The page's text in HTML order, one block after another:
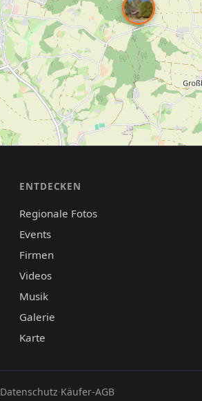
ENTDECKEN
Regionale Fotos
Events
Firmen
Videos
Musik
Galerie
Karte
Datenschutz·Käufer-AGB